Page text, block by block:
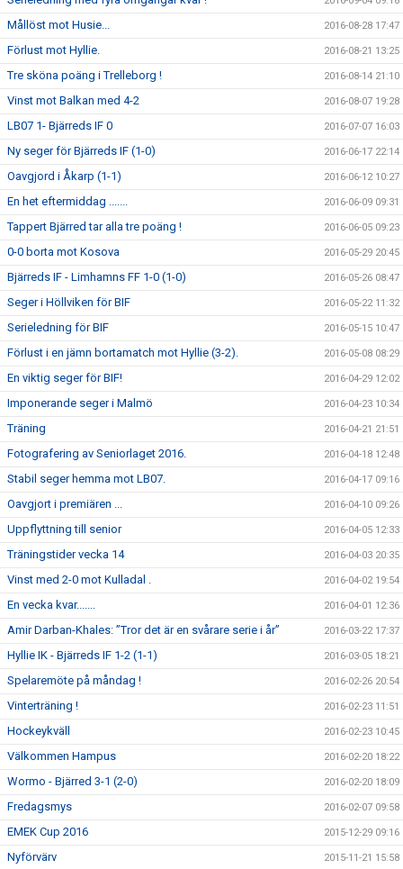
Mållöst mot Husie... 2016-08-28 17:47
Förlust mot Hyllie. 2016-08-21 13:25
Tre sköna poäng i Trelleborg ! 2016-08-14 21:10
Vinst mot Balkan med 4-2 2016-08-07 19:28
LB07 1- Bjärreds IF 0 2016-07-07 16:03
Ny seger för Bjärreds IF (1-0) 2016-06-17 22:14
Oavgjord i Åkarp (1-1) 2016-06-12 10:27
En het eftermiddag ....... 2016-06-09 09:31
Tappert Bjärred tar alla tre poäng ! 2016-06-05 09:23
0-0 borta mot Kosova 2016-05-29 20:45
Bjärreds IF - Limhamns FF 1-0 (1-0) 2016-05-26 08:47
Seger i Höllviken för BIF 2016-05-22 11:32
Serieledning för BIF 2016-05-15 10:47
Förlust i en jämn bortamatch mot Hyllie (3-2). 2016-05-08 08:29
En viktig seger för BIF! 2016-04-29 12:02
Imponerande seger i Malmö 2016-04-23 10:34
Träning 2016-04-21 21:51
Fotografering av Seniorlaget 2016. 2016-04-18 12:48
Stabil seger hemma mot LB07. 2016-04-17 09:16
Oavgjort i premiären ... 2016-04-10 09:26
Uppflyttning till senior 2016-04-05 12:33
Träningstider vecka 14 2016-04-03 20:35
Vinst med 2-0 mot Kulladal . 2016-04-02 19:54
En vecka kvar....... 2016-04-01 12:36
Amir Darban-Khales: ”Tror det är en svårare serie i år” 2016-03-22 17:37
Hyllie IK - Bjärreds IF 1-2 (1-1) 2016-03-05 18:21
Spelaremöte på måndag ! 2016-02-26 20:54
Vinterträning ! 2016-02-23 11:51
Hockeykväll 2016-02-23 10:45
Välkommen Hampus 2016-02-20 18:22
Wormo - Bjärred 3-1 (2-0) 2016-02-20 18:09
Fredagsmys 2016-02-07 09:58
EMEK Cup 2016 2015-12-29 09:16
Nyförvärv 2015-11-21 15:58